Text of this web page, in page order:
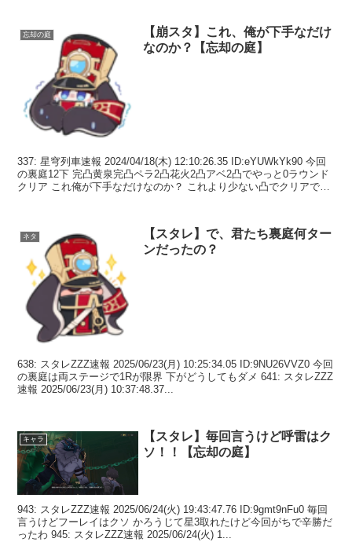
忘却の庭
【崩スタ】これ、俺が下手なだけ
なのか？【忘却の庭】
337: 星穹列車速報 2024/04/18(木) 12:10:26.35 ID:eYUWkYk90 今回
の裏庭12下 完凸黄泉完凸ペラ2凸花火2凸アベ2凸でやっと0ラウンド
クリア これ俺が下手なだけなのか？ これより少ない凸でクリアでき
ネタ
【スタレ】で、君たち裏庭何ター
ンだったの？
638: スタレZZZ速報 2025/06/23(月) 10:25:34.05 ID:9NU26VVZ0 今回
の裏庭は両ステージで1Rが限界 下がどうしてもダメ 641: スタレZZZ
速報 2025/06/23(月) 10:37:48.37...
キャラ
【スタレ】毎回言うけど呼雷はク
ソ！！【忘却の庭】
943: スタレZZZ速報 2025/06/24(火) 19:43:47.76 ID:9gmt9nFu0 毎回
言うけどフーレイはクソ かろうじて星3取れたけど今回がちで辛勝だ
ったわ 945: スタレZZZ速報 2025/06/24(火) 1...